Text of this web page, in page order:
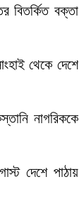
বিতর্কিত বক্তা
থেকে দেশে
নাগরিককে
দেশে পাঠায়